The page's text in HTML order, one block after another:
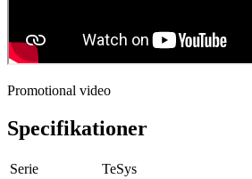
Promotional video
Specifikationer
Serie
TeSys